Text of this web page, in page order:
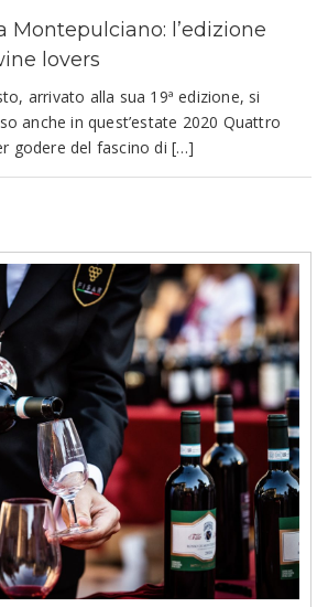
Montepulciano: l’edizione
lovers
arrivato alla sua 19ª edizione, si
anche in quest’estate 2020 Quattro
godere del fascino di […]